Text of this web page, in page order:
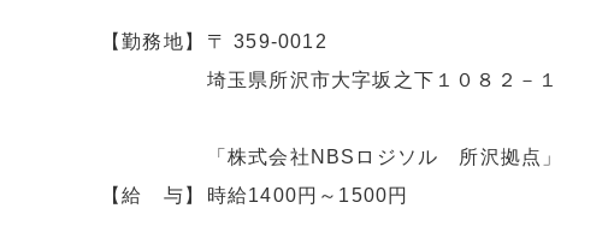
【勤務地】
〒 359-0012
埼玉県所沢市大字坂之下１０８２－１
「株式会社NBSロジソル 所沢拠点」
【給 与】
時給1400円～1500円